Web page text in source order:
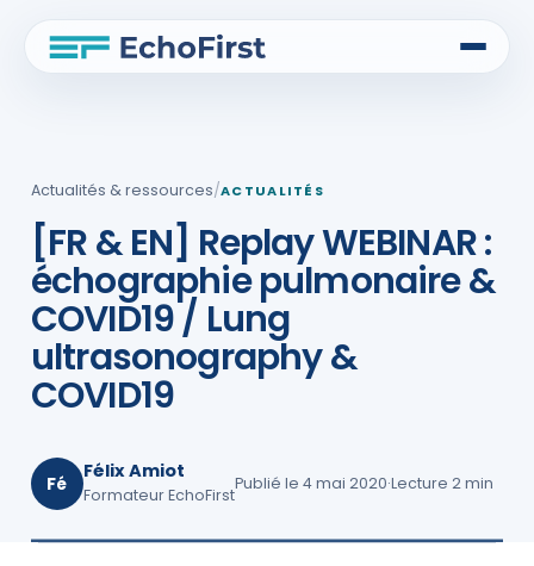
Actualités & ressources/ACTUALITÉS
[FR & EN] Replay WEBINAR :
échographie pulmonaire &
COVID19 / Lung
ultrasonography &
COVID19
Fé
Félix Amiot
Formateur EchoFirst
Publié le 4 mai 2020·Lecture 2 min